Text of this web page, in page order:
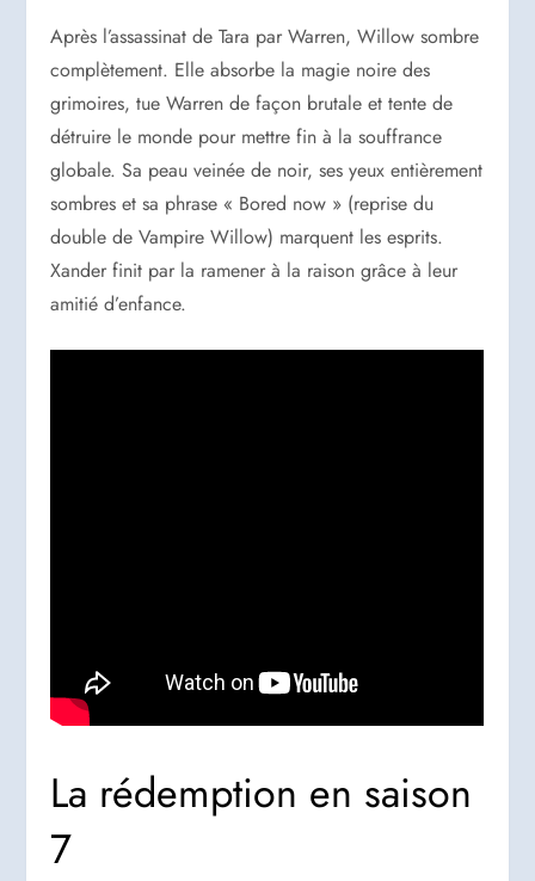
Après l’assassinat de Tara par Warren, Willow sombre
complètement. Elle absorbe la magie noire des
grimoires, tue Warren de façon brutale et tente de
détruire le monde pour mettre fin à la souffrance
globale. Sa peau veinée de noir, ses yeux entièrement
sombres et sa phrase « Bored now » (reprise du
double de Vampire Willow) marquent les esprits.
Xander finit par la ramener à la raison grâce à leur
amitié d’enfance.
La rédemption en saison
7